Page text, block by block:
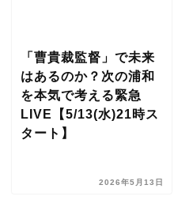
「曹貴裁監督」で未来
はあるのか？次の浦和
を本気で考える緊急
LIVE【5/13(水)21時ス
タート】
2026年5月13日